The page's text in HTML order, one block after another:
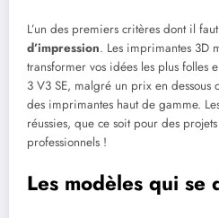
L’un des premiers critères dont il
d’impression. Les imprimantes 3D
transformer vos idées les plus folles
3 V3 SE, malgré un prix en
des imprimantes haut de gamme.
réussies, que ce soit pour des
professionnels !
Les modèles qui se